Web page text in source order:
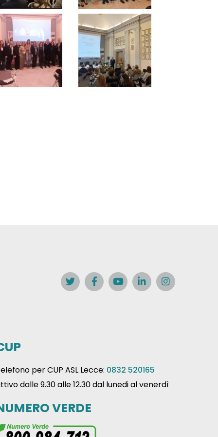
per CUP ASL Lecce: 0832 520165
dalle 9.30 alle 12.30 dal lunedi al venerdì
VERDE